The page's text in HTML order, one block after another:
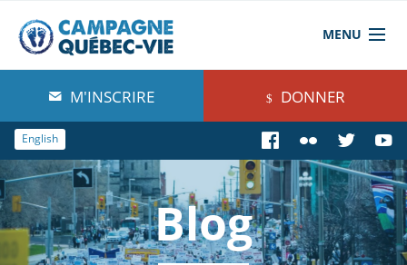
MENU
À propos de nous
Blog
Comprendre
Agir
Boutique
M'INSCRIRE DONNER
English
Blog